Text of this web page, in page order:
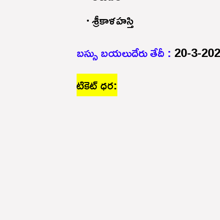
శ్రీకాళహస్తి
బస్సు బయలుదేరు తేదీ :20-3-
టికెట్ ధర: